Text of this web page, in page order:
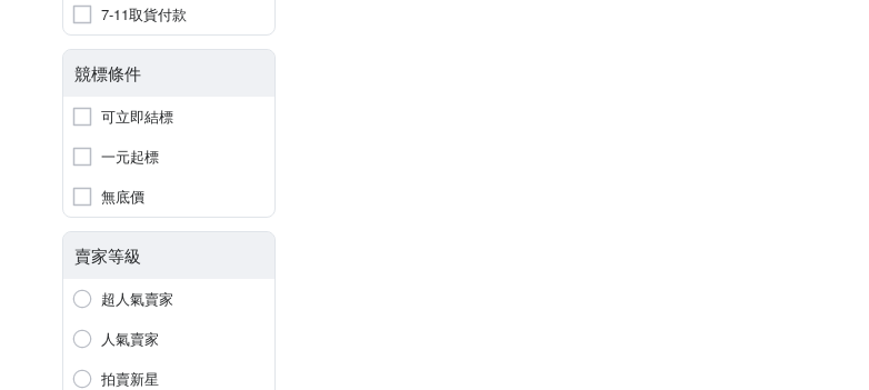
7-11取貨付款
競標條件
可立即結標
一元起標
無底價
賣家等級
超人氣賣家
人氣賣家
拍賣新星